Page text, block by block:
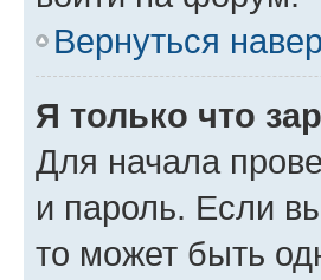
Вернуться
Я только что
Для начала
и пароль. Если
то может быть